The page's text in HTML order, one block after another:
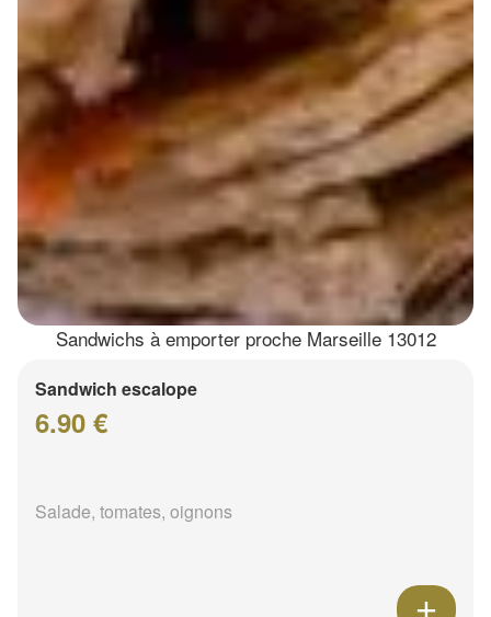
Sandwichs à emporter proche Marseille 13012
Sandwich escalope
6.90 €
Salade, tomates, oignons